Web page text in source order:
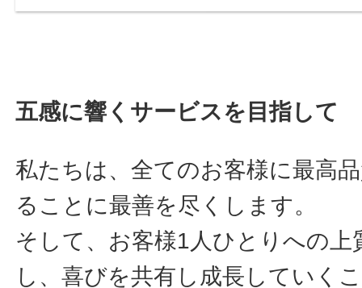
五感に響くサービスを目指して
私たちは、全てのお客様に最高
ることに最善を尽くします。
そして、お客様1人ひとりへの
し、喜びを共有し成長していく